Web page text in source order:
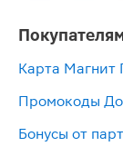
Карта Магнит
Промокоды
Бонусы от